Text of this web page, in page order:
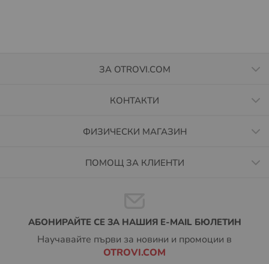
ЗА OTROVI.COM
КОНТАКТИ
ФИЗИЧЕСКИ МАГАЗИН
ПОМОЩ ЗА КЛИЕНТИ
АБОНИРАЙТЕ СЕ ЗА НАШИЯ E-MAIL БЮЛЕТИН
Научавайте първи за новини и промоции в
OTROVI.COM